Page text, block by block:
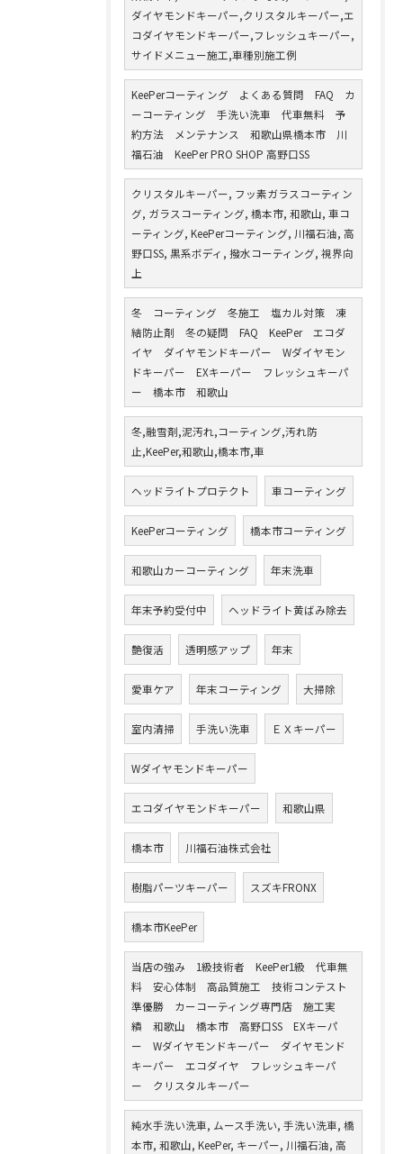
ダイヤモンドキーパー,クリスタルキーパー,エ
コダイヤモンドキーパー,フレッシュキーパー,
サイドメニュー施工,車種別施工例
KeePerコーティング よくある質問 FAQ カ
ーコーティング 手洗い洗車 代車無料 予
約方法 メンテナンス 和歌山県橋本市 川
福石油 KeePer PRO SHOP 高野口SS
クリスタルキーパー, フッ素ガラスコーティン
グ, ガラスコーティング, 橋本市, 和歌山, 車コ
ーティング, KeePerコーティング, 川福石油, 高
野口SS, 黒系ボディ, 撥水コーティング, 視界向
上
冬 コーティング 冬施工 塩カル対策 凍
結防止剤 冬の疑問 FAQ KeePer エコダ
イヤ ダイヤモンドキーパー Wダイヤモン
ドキーパー EXキーパー フレッシュキーパ
ー 橋本市 和歌山
冬,融雪剤,泥汚れ,コーティング,汚れ防
止,KeePer,和歌山,橋本市,車
ヘッドライトプロテクト 車コーティング
KeePerコーティング 橋本市コーティング
和歌山カーコーティング 年末洗車
年末予約受付中 ヘッドライト黄ばみ除去
艶復活 透明感アップ 年末
愛車ケア 年末コーティング 大掃除
室内清掃 手洗い洗車 ＥＸキーパー
Wダイヤモンドキーパー
エコダイヤモンドキーパー 和歌山県
橋本市 川福石油株式会社
樹脂パーツキーパー スズキFRONX
橋本市KeePer
当店の強み 1級技術者 KeePer1級 代車無
料 安心体制 高品質施工 技術コンテスト
準優勝 カーコーティング専門店 施工実
績 和歌山 橋本市 高野口SS EXキーパ
ー Wダイヤモンドキーパー ダイヤモンド
キーパー エコダイヤ フレッシュキーパ
ー クリスタルキーパー
純水手洗い洗車, ムース手洗い, 手洗い洗車, 橋
本市, 和歌山, KeePer, キーパー, 川福石油, 高